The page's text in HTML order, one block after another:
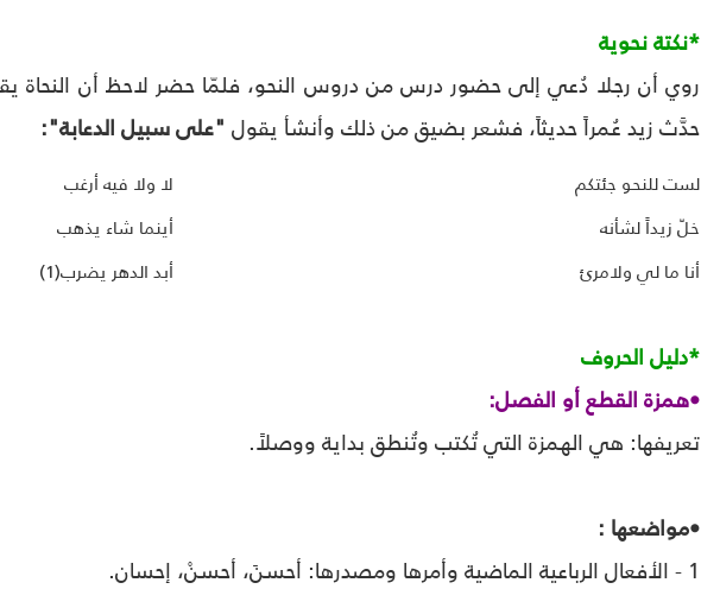
*نكتة نحوية
روي أن رجلا دُعي إلى حضور درس من دروس النحو، فلمّا حضر لاحظ أن النحاة
حدَّث زيد عُمراً حديثاً، فشعر بضيق من ذلك وأنشأ يقول "على سبيل الدعابة":
لست للنحو جئتكم
لا ولا فيه أرغب
خلّ زيداً لشأنه
أينما شاء يذهب
أنا ما لي ولامرئ
أبد الدهر يضرب(1)
*دليل الحروف
•همزة القطع أو الفصل:
تعريفها: هي الهمزة التي تُكتب وتُنطق بداية ووصلاً.
•مواضعها :
1 - الأفعال الرباعية الماضية وأمرها ومصدرها: أحسنَ، أحسنْ، إحسان.